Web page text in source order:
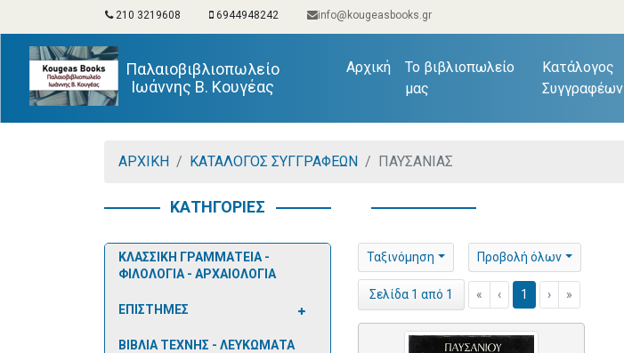
210 3219608 6944948242 info@kougeasbooks.gr
Παλαιοβιβλιοπωλείο
Ιωάννης Β. Κουγέας
Αρχική(current)
Το βιβλιοπωλείο
μας
Κατάλογος
Συγγραφέων
ΑΡΧΙΚΗ ΚΑΤΑΛΟΓΟΣ ΣΥΓΓΡΑΦΕΩΝ ΠΑΥΣΑΝΙΑΣ
ΚΑΤΗΓΟΡΙΕΣ
ΚΛΑΣΣΙΚΗ ΓΡΑΜΜΑΤΕΙΑ -
ΦΙΛΟΛΟΓΙΑ - ΑΡΧΑΙΟΛΟΓΙΑ
ΕΠΙΣΤΗΜΕΣ
ΒΙΒΛΙΑ ΤΕΧΝΗΣ - ΛΕΥΚΩΜΑΤΑ
Ταξινόμηση Προβολή όλων
Σελίδα 1 από 1 « ‹ 1 › »